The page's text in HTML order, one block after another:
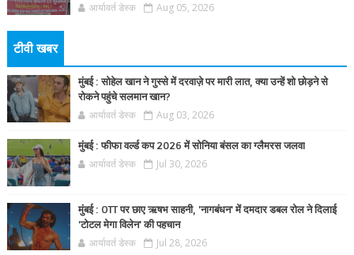
आर्यावर्त डेस्क Aug 05, 2026
टीवी खबर
मुंबई : सोहेल खान ने गुस्से में दरवाज़े पर मारी लात, क्या उन्हें शो छोड़ने से
रोकने पहुंचे सलमान खान?
आर्यावर्त डेस्क Aug 03, 2026
मुंबई : फीफा वर्ल्ड कप 2026 में सोनिया बंसल का ग्लैमरस जलवा
आर्यावर्त डेस्क Jul 30, 2026
मुंबई : OTT पर छाए ऋषभ साहनी, 'नागबंधन' में दमदार डबल रोल ने दिलाई
'टोटल मेगा विलेन' की पहचान
आर्यावर्त डेस्क Jul 28, 2026